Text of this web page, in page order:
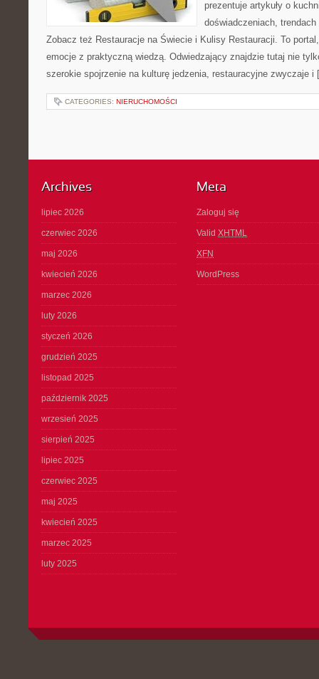
prezentuje artykuły o
doświadczeniach,
Zobacz też Restauracje na Świecie i Kulisy Restauracji. To
emocje z praktyczną wiedzą. Odwiedzający znajdzie tutaj nie
szerokie spojrzenie na kulturę jedzenia, restauracyjne zwyczaje
CATEGORIES: NIERUCHOMOŚCI
Archives
lipiec 2026
czerwiec 2026
maj 2026
kwiecień 2026
marzec 2026
luty 2026
styczeń 2026
grudzień 2025
listopad 2025
październik 2025
wrzesień 2025
sierpień 2025
lipiec 2025
czerwiec 2025
maj 2025
kwiecień 2025
marzec 2025
luty 2025
Meta
Zaloguj się
Valid XHTML
XFN
WordPress